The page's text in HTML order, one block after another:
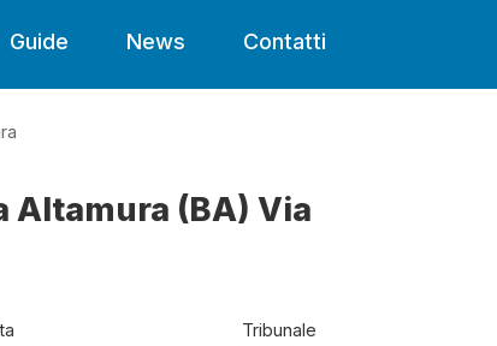
Guide News Contatti
Altamura (BA) Via
Tribunale